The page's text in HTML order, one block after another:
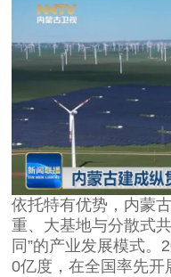
依托特有优势，内蒙
重、大基地与分散式
同”的产业发展模式
0亿度，在全国率先